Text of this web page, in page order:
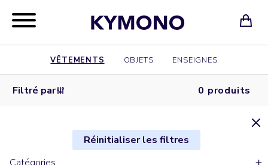
VÊTEMENTS OBJETS ENSEIGNES
Filtré par 0 produits
Réinitialiser les filtres